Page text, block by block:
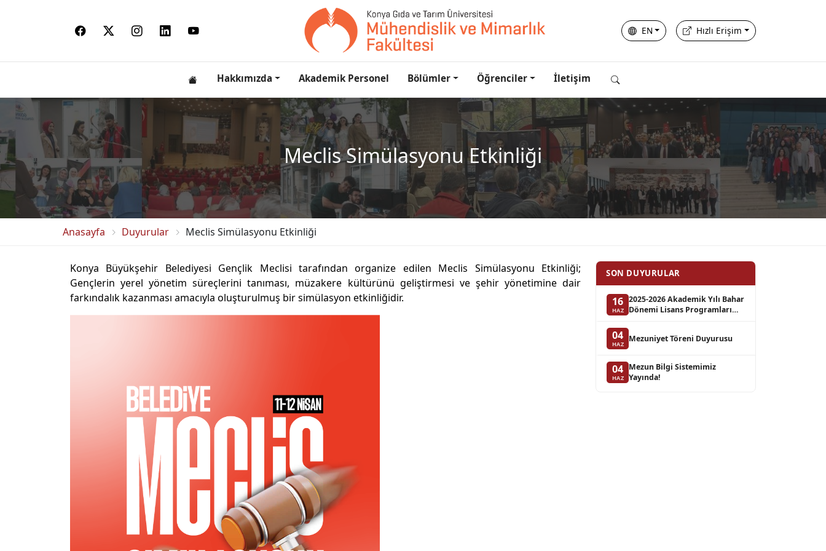
EN Hızlı Erişim
Hakkımızda Akademik Personel Bölümler Öğrenciler İletişim
Meclis Simülasyonu Etkinliği
Anasayfa Duyurular Meclis Simülasyonu Etkinliği
Konya Büyükşehir Belediyesi Gençlik Meclisi tarafından organize edilen Meclis Simülasyonu Etkinliği;
Gençlerin yerel yönetim süreçlerini tanıması, müzakere kültürünü geliştirmesi ve şehir yönetimine dair
farkındalık kazanması amacıyla oluşturulmuş bir simülasyon etkinliğidir.
SON DUYURULAR
16
HAZ
2025-2026 Akademik Yılı Bahar
Dönemi Lisans Programları
04
HAZ
Mezuniyet Töreni Duyurusu
04
HAZ
Mezun Bilgi Sistemimiz
Yayında!